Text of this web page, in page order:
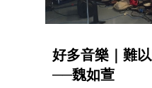
好多音樂｜難
──魏如萱